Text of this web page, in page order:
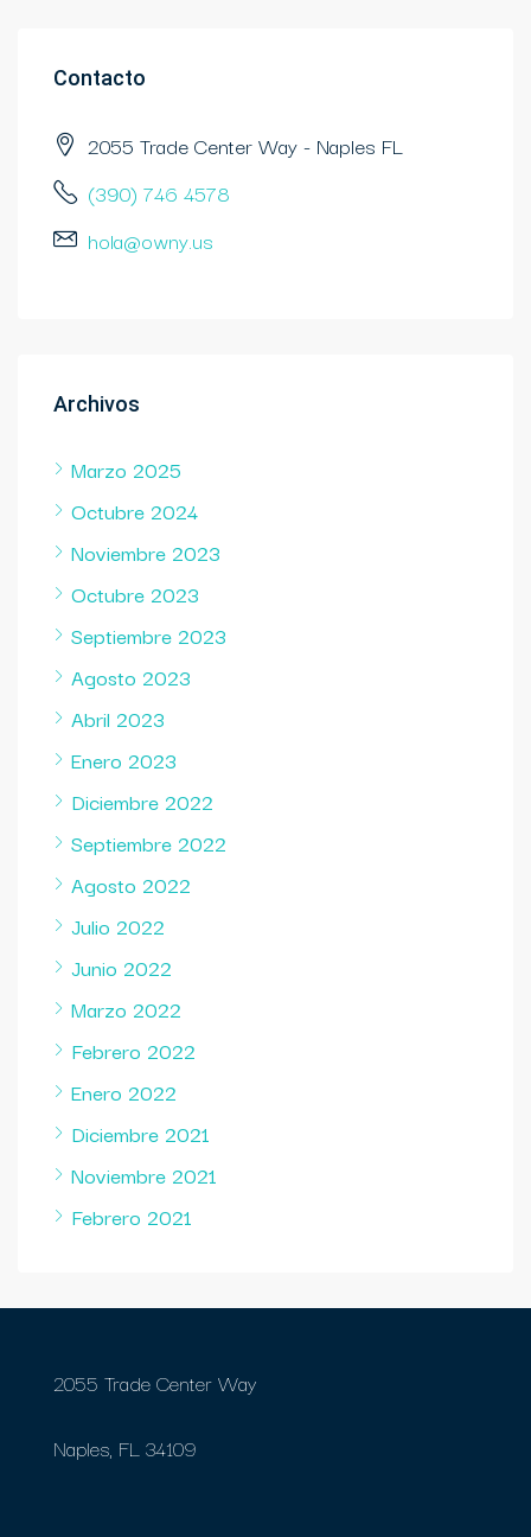
Contacto
2055 Trade Center Way - Naples FL
(390) 746 4578
hola@owny.us
Archivos
Marzo 2025
Octubre 2024
Noviembre 2023
Octubre 2023
Septiembre 2023
Agosto 2023
Abril 2023
Enero 2023
Diciembre 2022
Septiembre 2022
Agosto 2022
Julio 2022
Junio 2022
Marzo 2022
Febrero 2022
Enero 2022
Diciembre 2021
Noviembre 2021
Febrero 2021
2055 Trade Center Way
Naples, FL 34109